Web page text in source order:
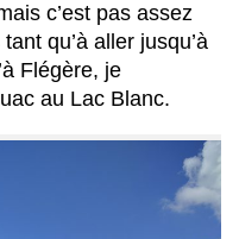
c’est pas assez
qu’à aller jusqu’à
Flégère, je
au Lac Blanc.